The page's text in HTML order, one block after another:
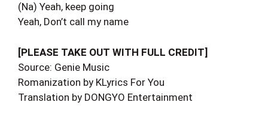
(Na) Yeah, keep going
Yeah, Don’t call my name
[PLEASE TAKE OUT WITH FULL CREDIT]
Source: Genie Music
Romanization by KLyrics For You
Translation by DONGYO Entertainment